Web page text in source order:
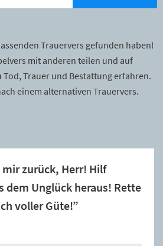
Trauervers gefunden haben!
mit anderen teilen und auf
Tod, Trauer und Bestattung erfahren.
einem alternativen Trauervers.
zurück, Herr! Hilf
dem Unglück heraus! Rette
voller Güte!”